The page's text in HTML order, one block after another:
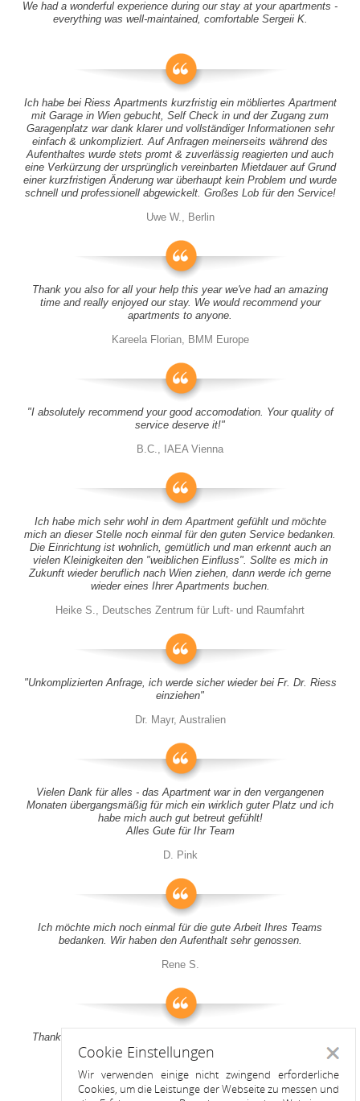
We had a wonderful experience during our stay at your apartments -
everything was well-maintained, comfortable Sergeii K.
Ich habe bei Riess Apartments kurzfristig ein möbliertes Apartment
mit Garage in Wien gebucht, Self Check in und der Zugang zum
Garagenplatz war dank klarer und vollständiger Informationen sehr
einfach & unkompliziert. Auf Anfragen meinerseits während des
Aufenthaltes wurde stets promt & zuverlässig reagierten und auch
eine Verkürzung der ursprünglich vereinbarten Mietdauer auf Grund
einer kurzfristigen Änderung war überhaupt kein Problem und wurde
schnell und professionell abgewickelt. Großes Lob für den Service!
Uwe W., Berlin
Thank you also for all your help this year we've had an amazing
time and really enjoyed our stay. We would recommend your
apartments to anyone.
Kareela Florian, BMM Europe
"I absolutely recommend your good accomodation. Your quality of
service deserve it!"
B.C., IAEA Vienna
Ich habe mich sehr wohl in dem Apartment gefühlt und möchte
mich an dieser Stelle noch einmal für den guten Service bedanken.
Die Einrichtung ist wohnlich, gemütlich und man erkennt auch an
vielen Kleinigkeiten den "weiblichen Einfluss". Sollte es mich in
Zukunft wieder beruflich nach Wien ziehen, dann werde ich gerne
wieder eines Ihrer Apartments buchen.
Heike S., Deutsches Zentrum für Luft- und Raumfahrt
"Unkomplizierten Anfrage, ich werde sicher wieder bei Fr. Dr. Riess
einziehen"
Dr. Mayr, Australien
Vielen Dank für alles - das Apartment war in den vergangenen
Monaten übergangsmäßig für mich ein wirklich guter Platz und ich
habe mich auch gut betreut gefühlt!
Alles Gute für Ihr Team
D. Pink
Ich möchte mich noch einmal für die gute Arbeit Ihres Teams
bedanken. Wir haben den Aufenthalt sehr genossen.
Rene S.
Thank you all for your support! It was a pleasure to stay at your
apartment
Anitah S.
Cookie Einstellungen
Wir verwenden einige nicht zwingend erforderliche
Cookies, um die Leistunge der Webseite zu messen und